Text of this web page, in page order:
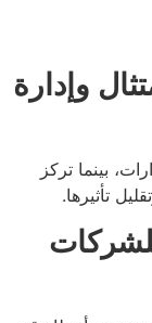
وإدارة
بينما تركز
تأثيرها.